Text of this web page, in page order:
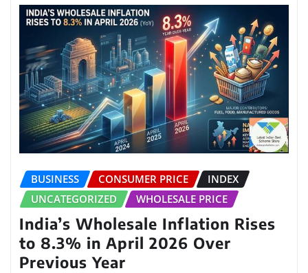
BUSINESS CONSUMER PRICE
INDEX
UNCATEGORIZED
WHOLESALE PRICE
India’s Wholesale Inflation Rises
to 8.3% in April 2026 Over
Previous Year